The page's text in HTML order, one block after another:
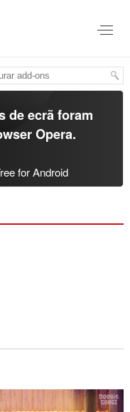
de ecrã foram
Opera.
for Android